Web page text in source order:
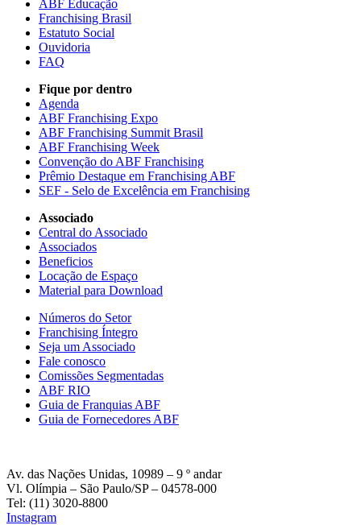
ABF Educação
Franchising Brasil
Estatuto Social
Ouvidoria
FAQ
Fique por dentro
Agenda
ABF Franchising Expo
ABF Franchising Summit Brasil
ABF Franchising Week
Convenção do ABF Franchising
Prêmio Destaque em Franchising ABF
SEF - Selo de Excelência em Franchising
Associado
Central do Associado
Associados
Beneficios
Locação de Espaço
Material para Download
Números do Setor
Franchising Íntegro
Seja um Associado
Fale conosco
Comissões Segmentadas
ABF RIO
Guia de Franquias ABF
Guia de Fornecedores ABF
Av. das Nações Unidas, 10989 – 9 º andar
Vl. Olímpia – São Paulo/SP – 04578-000
Tel: (11) 3020-8800
Instagram